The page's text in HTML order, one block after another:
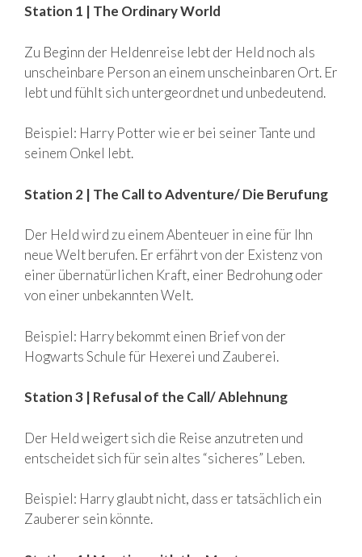
Station 1 | The Ordinary World
Zu Beginn der Heldenreise lebt der Held noch als
unscheinbare Person an einem unscheinbaren Ort. Er
lebt und fühlt sich untergeordnet und unbedeutend.
Beispiel: Harry Potter wie er bei seiner Tante und
seinem Onkel lebt.
Station 2 | The Call to Adventure/ Die Berufung
Der Held wird zu einem Abenteuer in eine für Ihn
neue Welt berufen. Er erfährt von der Existenz von
einer übernatürlichen Kraft, einer Bedrohung oder
von einer unbekannten Welt.
Beispiel: Harry bekommt einen Brief von der
Hogwarts Schule für Hexerei und Zauberei.
Station 3 | Refusal of the Call/ Ablehnung
Der Held weigert sich die Reise anzutreten und
entscheidet sich für sein altes “sicheres” Leben.
Beispiel: Harry glaubt nicht, dass er tatsächlich ein
Zauberer sein könnte.